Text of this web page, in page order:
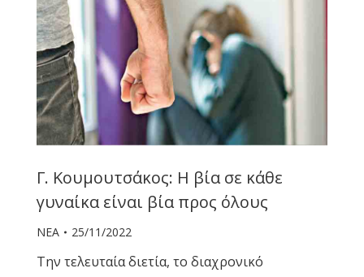
Γ. Κουμουτσάκος: Η βία σε κάθε
γυναίκα είναι βία προς όλους
ΝΕΑ 25/11/2022
Την τελευταία διετία, το διαχρονικό